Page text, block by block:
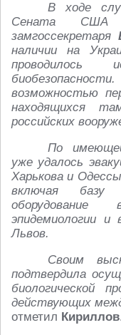
В ходе
Сената США
замгоссекретаря
наличии на
проводилось
возможностью
находящихся
российских
По
уже удалось
Харькова и
включая базу
эпидемиологии и
Львов.
Своим
подтвердила
биологической
действующих
отметил Кириллов